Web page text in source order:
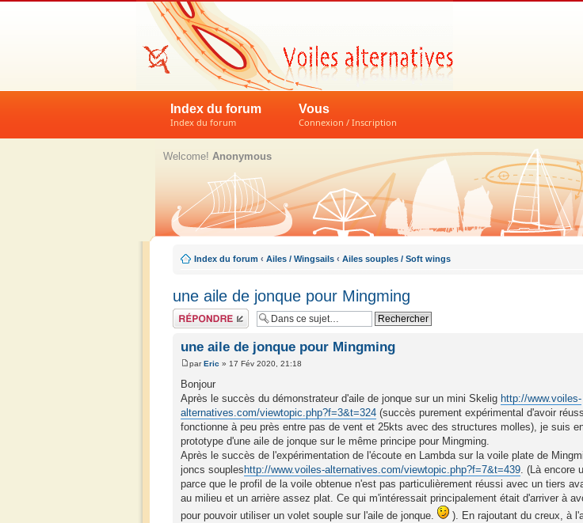
Index du forum
Index du forum
Vous
Connexion / Inscription
Welcome! Anonymous
Index du forum ‹ Ailes / Wingsails ‹ Ailes souples / Soft wings
une aile de jonque pour Mingming
Répondre
une aile de jonque pour Mingming
parEric » 17 Fév 2020, 21:18
Bonjour
Après le succès du démonstrateur d'aile de jonque sur un mini Skelig http://www.voiles-
alternatives.com/viewtopic.php?f=3&t=324 (succès purement expérimental d'avoir
fonctionne à peu près entre pas de vent et 25kts avec des structures molles), je suis
prototype d'une aile de jonque sur le même principe pour Mingming.
Après le succès de l'expérimentation de l'écoute en Lambda sur la voile plate de
joncs souples http://www.voiles-alternatives.com/viewtopic.php?f=7&t=439. (Là encore
parce que le profil de la voile obtenue n'est pas particulièrement réussi avec un tiers
au milieu et un arrière assez plat. Ce qui m'intéressait principalement était d'arriver à
pour pouvoir utiliser un volet souple sur l'aile de jonque.
). En rajoutant du creux, à